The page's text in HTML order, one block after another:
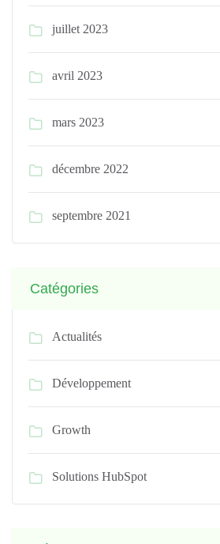
juillet 2023
avril 2023
mars 2023
décembre 2022
septembre 2021
Catégories
Actualités
Développement
Growth
Solutions HubSpot